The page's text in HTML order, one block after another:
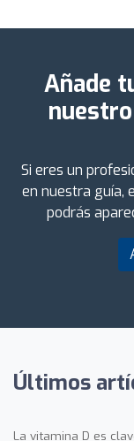
Añade
Si eres un
en nuestra guía,
podrás
Últimos
La vitamina D es